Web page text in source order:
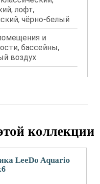
лофт,
чёрно-белый
и
бассейны,
воздух
коллекции
LeeDo Aquario